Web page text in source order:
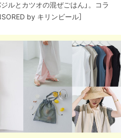
ルとカツオの混ぜごはん」。コラ
by キリンビール］